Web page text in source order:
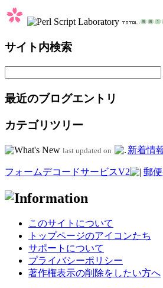
サイト内検索
最近のブログエントリ
カテゴリツリー
last updated on 新着情
フォームデコードサービスV2 郵
このサイトについて
トップページのアイコンたち
サポートについて
プライバシーポリシー
著作権表示の削除をしたい方へ